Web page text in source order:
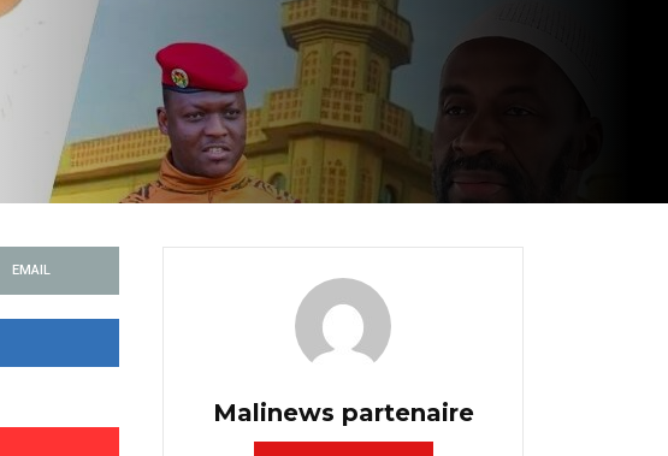
EMAIL
Malinews partenaire